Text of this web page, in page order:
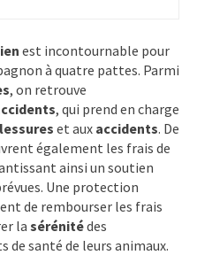
est incontournable pour
à quatre pattes. Parmi
, on retrouve
, qui prend en charge
et aux accidents. De
également les frais de
ainsi un soutien
Une protection
de rembourser les frais
la sérénitédes
de santé de leurs animaux.